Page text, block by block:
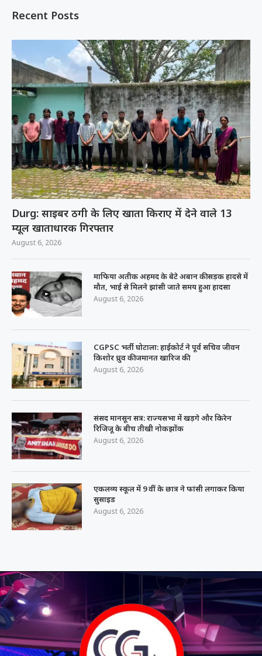
Recent Posts
Durg: साइबर ठगी के लिए खाता किराए में देने वाले 13
म्यूल खाताधारक गिरफ्तार
August 6, 2026
माफिया अतीक अहमद के बेटे अबान की सड़क हादसे में
मौत, भाई से मिलने झांसी जाते समय हुआ हादसा
August 6, 2026
CGPSC भर्ती घोटाला: हाईकोर्ट ने पूर्व सचिव जीवन
किशोर ध्रुव की जमानत खारिज की
August 6, 2026
संसद मानसून सत्र: राज्यसभा में खड़गे और किरेन
रिजिजू के बीच तीखी नोकझोंक
August 6, 2026
एकलव्य स्कूल में 9 वीं के छात्र ने फांसी लगाकर किया
सुसाइड
August 6, 2026